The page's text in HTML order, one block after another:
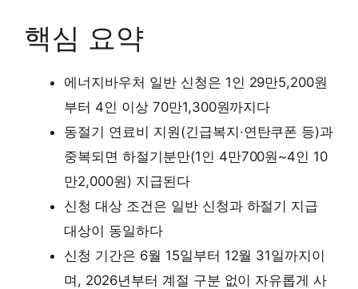
핵심 요약
에너지바우처 일반 신청은 1인 29만5,200원
부터 4인 이상 70만1,300원까지다
동절기 연료비 지원(긴급복지·연탄쿠폰 등)과
중복되면 하절기분만(1인 4만700원~4인 10
만2,000원) 지급된다
신청 대상 조건은 일반 신청과 하절기 지급
대상이 동일하다
신청 기간은 6월 15일부터 12월 31일까지이
며, 2026년부터 계절 구분 없이 자유롭게 사